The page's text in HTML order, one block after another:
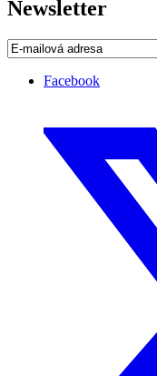
Newsletter
Facebook